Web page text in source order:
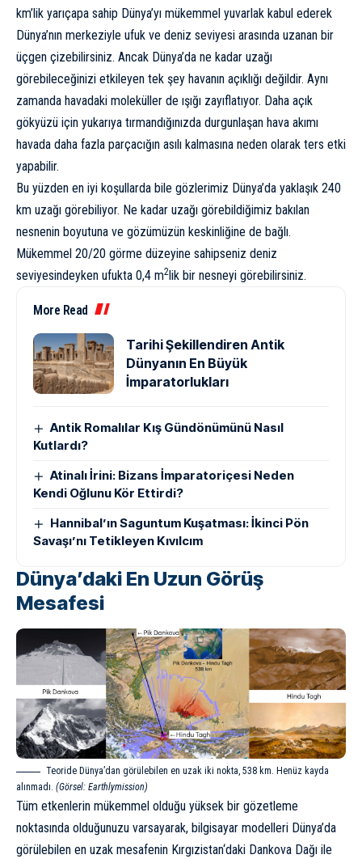
km’lik yarıçapa sahip Dünya’yı mükemmel yuvarlak kabul ederek
Dünya’nın merkeziyle ufuk ve deniz seviyesi arasında uzanan bir
üçgen çizebilirsiniz. Ancak Dünya’da ne kadar uzağı
görebileceğinizi etkileyen tek şey havanın açıklığı değildir. Aynı
zamanda havadaki moleküller de ışığı zayıflatıyor. Daha açık
gökyüzü için yukarıya tırmandığınızda durgunlaşan hava akımı
havada daha fazla parçacığın asılı kalmasına neden olarak ters etki
yapabilir.
Bu yüzden en iyi koşullarda bile gözlerimiz Dünya’da yaklaşık 240
km uzağı görebiliyor. Ne kadar uzağı görebildiğimiz bakılan
nesnenin boyutuna ve gözümüzün keskinliğine de bağlı.
Mükemmel 20/20 görme düzeyine sahipseniz deniz
seviyesindeyken ufukta 0,4 m2 lik bir nesneyi görebilirsiniz.
More Read
Tarihi Şekillendiren Antik
Dünyanın En Büyük
İmparatorlukları
Antik Romalılar Kış Gündönümünü Nasıl
Kutlardı?
Atinalı İrini: Bizans İmparatoriçesi Neden
Kendi Oğlunu Kör Ettirdi?
Hannibal’ın Saguntum Kuşatması: İkinci Pön
Savaşı’nı Tetikleyen Kıvılcım
Dünya’daki En Uzun Görüş
Mesafesi
Teoride Dünya’dan görülebilen en uzak iki nokta, 538 km. Henüz kayda
alınmadı. (Görsel: Earthlymission)
Tüm etkenlerin mükemmel olduğu yüksek bir gözetleme
noktasında olduğunuzu varsayarak, bilgisayar modelleri Dünya’da
görülebilen en uzak mesafenin Kırgızistan‘daki Dankova Dağı ile